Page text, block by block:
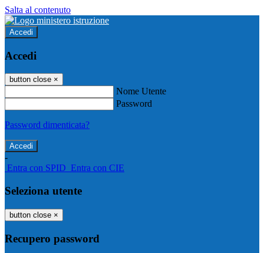
Salta al contenuto
Accedi
Accedi
button close ×
Nome Utente
Password
Password dimenticata?
-
Entra con SPID Entra con CIE
Seleziona utente
button close ×
Recupero password